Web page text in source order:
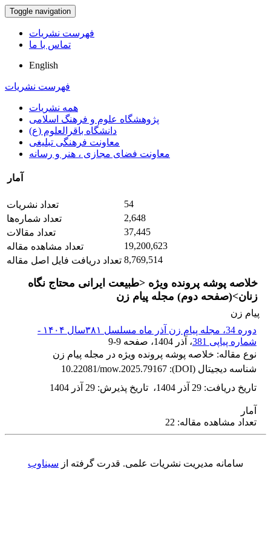
Toggle navigation
فهرست نشریات
تماس با ما
English
فهرست نشریات
همه نشریات
پژوهشگاه علوم و فرهنگ اسلامی
دانشگاه باقرالعلوم (ع)
معاونت فرهنگی تبلیغی
معاونت فضای مجازی ، هنر و رسانه
آمار
تعداد نشریات
54
تعداد شماره‌ها
2,648
تعداد مقالات
37,445
تعداد مشاهده مقاله
19,200,623
تعداد دریافت فایل اصل مقاله 8,769,514
خلاصه پوشه پرونده ویژه <طبیعت ایرانی محتاج نگاه
زنان>(صفحه دوم) مجله پیام زن
پیام زن
دوره 34، مجله پیام زن آذر ماه مسلسل ۳۸۱سال ۱۴۰۴ -
شماره پیاپی 381
، آذر 1404 ، صفحه 9-9
نوع مقاله: خلاصه پوشه پرونده ویژه در مجله پیام زن
شناسه دیجیتال (DOI):
10.22081/mow.2025.79167
تاریخ دریافت: 29 آذر 1404 ، تاریخ پذیرش: 29 آذر 1404
آمار
تعداد مشاهده مقاله: 22
سامانه مدیریت نشریات علمی. قدرت گرفته از سیناوب